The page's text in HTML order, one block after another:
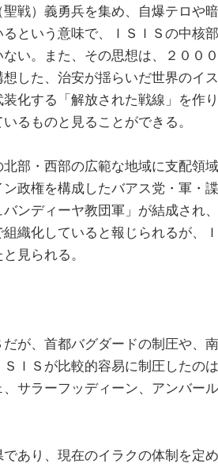
戦）義勇兵を集め、自爆テロや暗
という意味で、ＩＳＩＳの中核
い。また、その思想は、２００
した、治安が揺らいだ世界のイ
化する「解放された戦線」を作
るものと見ることができる。
部・西部の広範な地域に支配領
政権を構成したバアス党・軍・
ンディーヤ教団軍」が結成され
織化していると報じられるが、Ｉ
見られる。
が、首都バグダードの制圧や、
ＩＳが比較的容易に制圧したの
サラーフッディーン、アンバー
あり、現在のイラクの体制を定